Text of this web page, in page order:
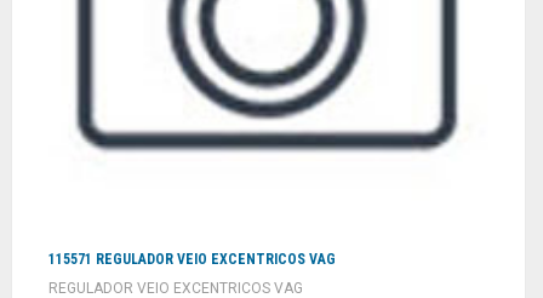
115571 REGULADOR VEIO EXCENTRICOS VAG
REGULADOR VEIO EXCENTRICOS VAG